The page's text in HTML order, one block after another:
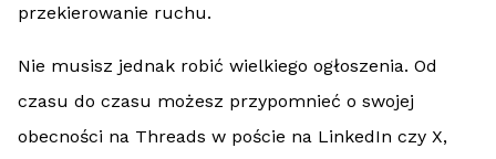
przekierowanie ruchu.
Nie musisz jednak robić wielkiego ogłoszenia. Od
czasu do czasu możesz przypomnieć o swojej
obecności na Threads w poście na LinkedIn czy X,